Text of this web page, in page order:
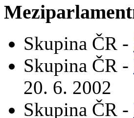
Skupina ČR -
Skupina ČR -
20. 6. 2002
Skupina ČR -